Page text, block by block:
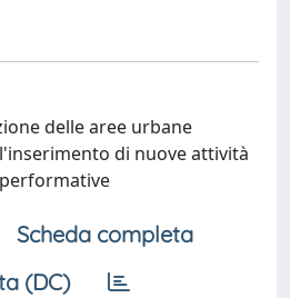
delle aree urbane
di nuove attività
Scheda completa
(DC)